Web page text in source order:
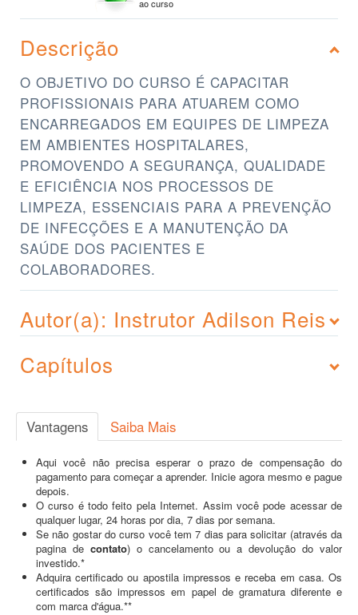
ao curso
Descrição
O OBJETIVO DO CURSO É CAPACITAR
PROFISSIONAIS PARA ATUAREM COMO
ENCARREGADOS EM EQUIPES DE LIMPEZA
EM AMBIENTES HOSPITALARES,
PROMOVENDO A SEGURANÇA, QUALIDADE
E EFICIÊNCIA NOS PROCESSOS DE
LIMPEZA, ESSENCIAIS PARA A PREVENÇÃO
DE INFECÇÕES E A MANUTENÇÃO DA
SAÚDE DOS PACIENTES E
COLABORADORES.
Autor(a): Instrutor Adilson Reis
Capítulos
Vantagens Saiba Mais
Aqui você não precisa esperar o prazo de compensação do
pagamento para começar a aprender. Inicie agora mesmo e pague
depois.
O curso é todo feito pela Internet. Assim você pode acessar de
qualquer lugar, 24 horas por dia, 7 dias por semana.
Se não gostar do curso você tem 7 dias para solicitar (através da
pagina de contato) o cancelamento ou a devolução do valor
investido.*
Adquira certificado ou apostila impressos e receba em casa. Os
certificados são impressos em papel de gramatura diferente e
com marca d'água.**